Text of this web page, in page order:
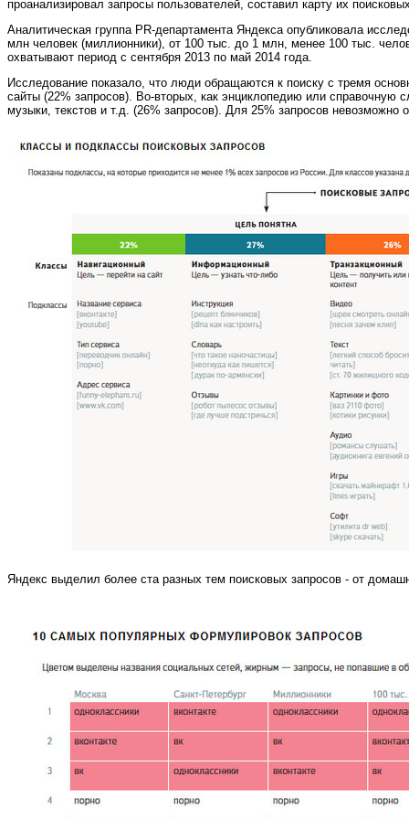
проанализировал запросы пользователей, составил карту их
Аналитическая группа PR-департамента Яндекса опубликовала
млн человек (миллионники), от 100 тыс. до 1 млн, менее 100 тыс.
охватывают период с сентября 2013 по май 2014 года.
Исследование показало, что люди обращаются к поиску с тремя
сайты (22% запросов). Во-вторых, как энциклопедию или справочную
музыки, текстов и т.д. (26% запросов). Для 25% запросов невозможно
Яндекс выделил более ста разных тем поисковых запросов - от